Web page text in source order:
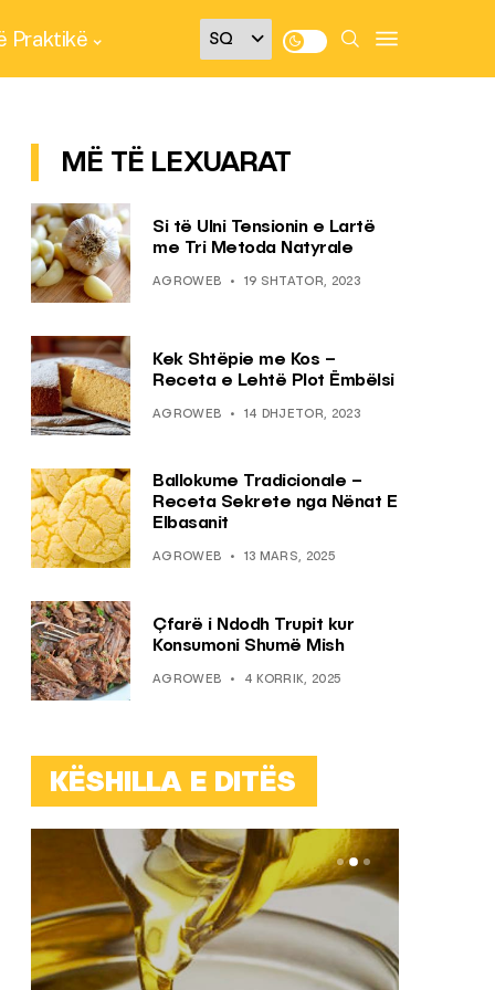
Praktikë
MË TË LEXUARAT
Si të Ulni Tensionin e Lartë
me Tri Metoda Natyrale
AGROWEB 19 SHTATOR, 2023
Kek Shtëpie me Kos –
Receta e Lehtë Plot Ëmbëlsi
AGROWEB 14 DHJETOR, 2023
Ballokume Tradicionale –
Receta Sekrete nga Nënat E
Elbasanit
AGROWEB 13 MARS, 2025
Çfarë i Ndodh Trupit kur
Konsumoni Shumë Mish
AGROWEB 4 KORRIK, 2025
KËSHILLA E DITËS